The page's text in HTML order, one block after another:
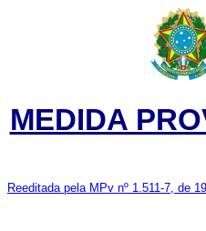
MEDIDA
Reeditada pela MPv nº 1.511-7, de